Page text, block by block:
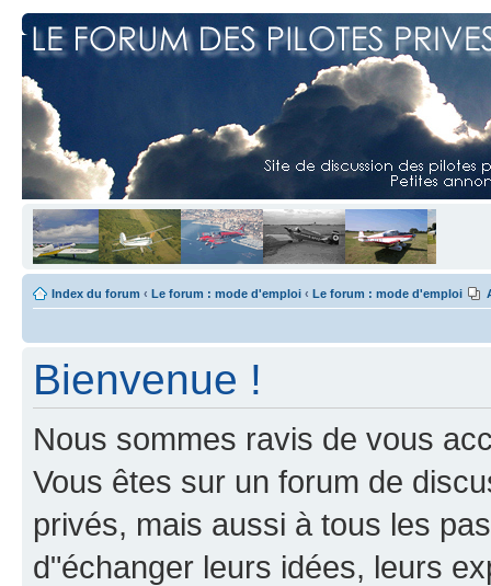
Index du forum ‹ Le forum : mode d'emploi ‹ Le forum : mode d'emploi
Bienvenue !
Nous sommes ravis de vous
Vous êtes sur un forum de
privés, mais aussi à tous les
d"échanger leurs idées, leurs